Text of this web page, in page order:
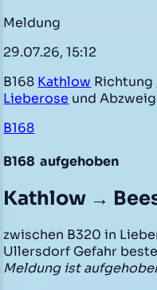
Meldung
29.07.26, 15:12
B168 Kathlow Richtung
Lieberose und
B168
B168 aufgehoben
Kathlow →
zwischen B320 in
Ullersdorf Gefahr
Meldung ist